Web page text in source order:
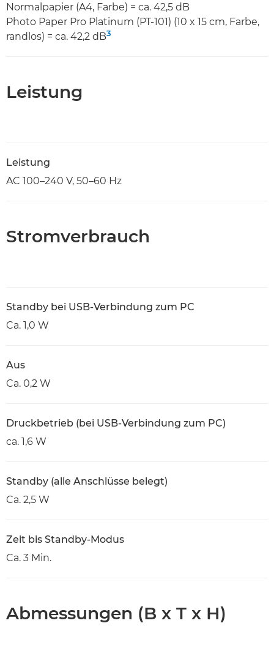
Normalpapier (A4, Farbe) = ca. 42,5 dB
Photo Paper Pro Platinum (PT-101) (10 x 15 cm, Farbe,
randlos) = ca. 42,2 dB3
Leistung
Leistung
AC 100–240 V, 50–60 Hz
Stromverbrauch
Standby bei USB-Verbindung zum PC
Ca. 1,0 W
Aus
Ca. 0,2 W
Druckbetrieb (bei USB-Verbindung zum PC)
ca. 1,6 W
Standby (alle Anschlüsse belegt)
Ca. 2,5 W
Zeit bis Standby-Modus
Ca. 3 Min.
Abmessungen (B x T x H)